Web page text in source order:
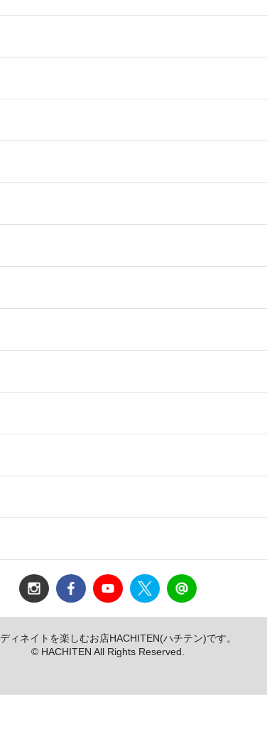
ィネイトを楽しむお店HACHITEN(ハチテン)です。
© HACHITEN All Rights Reserved.